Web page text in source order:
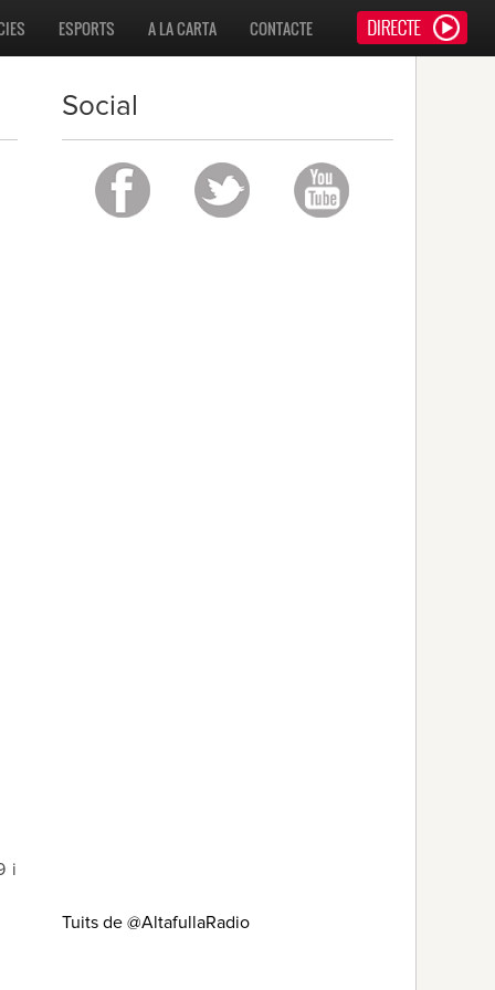
CONTACTE
A LA CARTA
ESPORTS
i
Social
Tuits de @AltafullaRadio